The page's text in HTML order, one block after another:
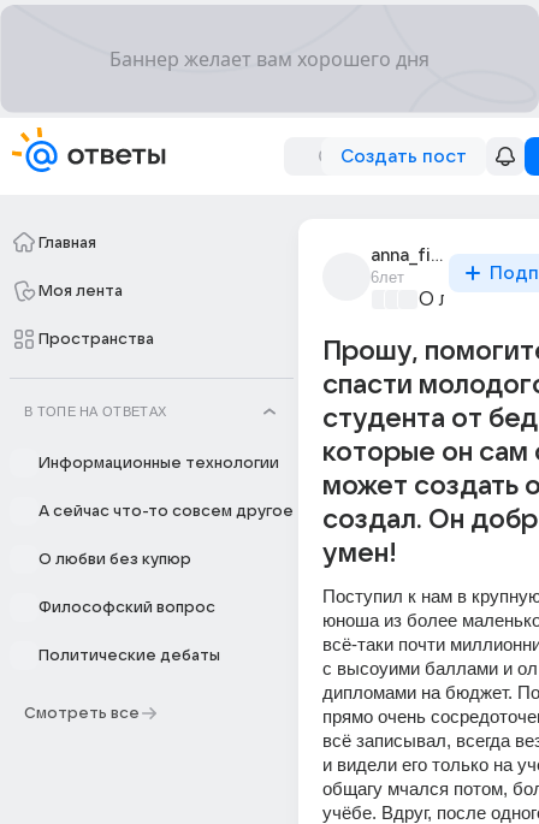
Создать пост
Главная
Моя лента
Пространства
В ТОПЕ НА ОТВЕТАХ
Информационные технологии
А сейчас что-то совсем другое
О любви без купюр
Философский вопрос
Политические дебаты
Смотреть все
anna_finogenova_84
6лет
О любви без
Прошу,
спасти
студента от
которые он сам
может создать
создал. Он
умен!
Поступил к нам в
юноша из более
всё-таки почти
с высоуими баллами и
дипломами на бюджет.
прямо очень
всё записывал, всегда
и видели его только на
общагу мчался потом,
учёбе. Вдруг, после